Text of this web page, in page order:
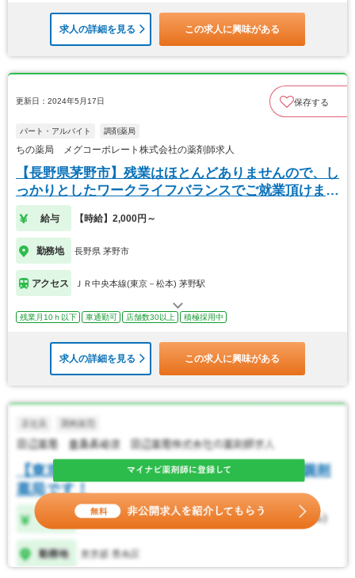
求人の詳細を見る この求人に興味がある
更新日：2024年5月17日 保存する
パート・アルバイト 調剤薬局
ちの薬局 メグコーポレート株式会社の薬剤師求人
【長野県茅野市】残業はほとんどありませんので、し
っかりとしたワークライフバランスでご就業頂けま
す。
給与 【時給】2,000円～
勤務地 長野県 茅野市
アクセス ＪＲ中央本線(東京－松本) 茅野駅
残業月10ｈ以下 車通勤可 店舗数30以上 積極採用中
求人の詳細を見る この求人に興味がある